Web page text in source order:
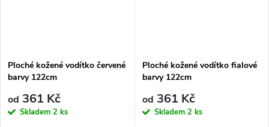
Ploché kožené vodítko červené
barvy 122cm
od 361 Kč
Skladem 2 ks
Ploché kožené vodítko fialové
barvy 122cm
od 361 Kč
Skladem 2 ks